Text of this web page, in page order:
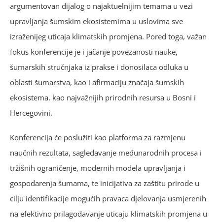
argumentovan dijalog o najaktuelnijim temama u vezi
upravljanja šumskim ekosistemima u uslovima sve
izraženijeg uticaja klimatskih promjena. Pored toga, važan
fokus konferencije je i jačanje povezanosti nauke,
šumarskih stručnjaka iz prakse i donosilaca odluka u
oblasti šumarstva, kao i afirmaciju značaja šumskih
ekosistema, kao najvažnijih prirodnih resursa u Bosni i
Hercegovini.
Konferencija će poslužiti kao platforma za razmjenu
naučnih rezultata, sagledavanje međunarodnih procesa i
tržišnih ograničenje, modernih modela upravljanja i
gospodarenja šumama, te inicijativa za zaštitu prirode u
cilju identifikacije mogućih pravaca djelovanja usmjerenih
na efektivno prilagođavanje uticaju klimatskih promjena u